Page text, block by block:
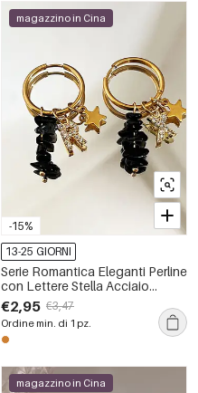
-15%
magazzino in Cina
13-25 GIORNI
Serie Romantica Eleganti Perline
con Lettere Stella Acciaio
Inossidabile Impermeabile
Colore Oro Pietra Naturale
Orecchini a Cerchio da Donna
€2,95 €3,47
Ordine min. di 1 pz.
magazzino in Cina